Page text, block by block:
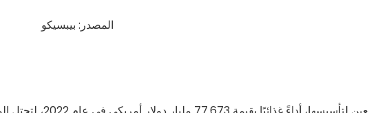
المصدر: بيبسيكو